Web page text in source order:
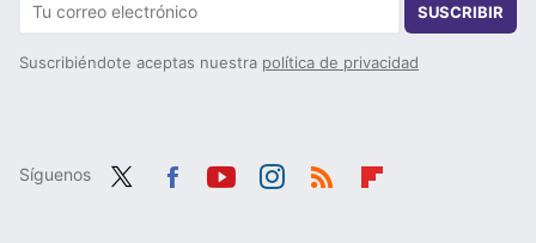
SUSCRIBIR
Suscribiéndote aceptas nuestra política de privacidad
Síguenos